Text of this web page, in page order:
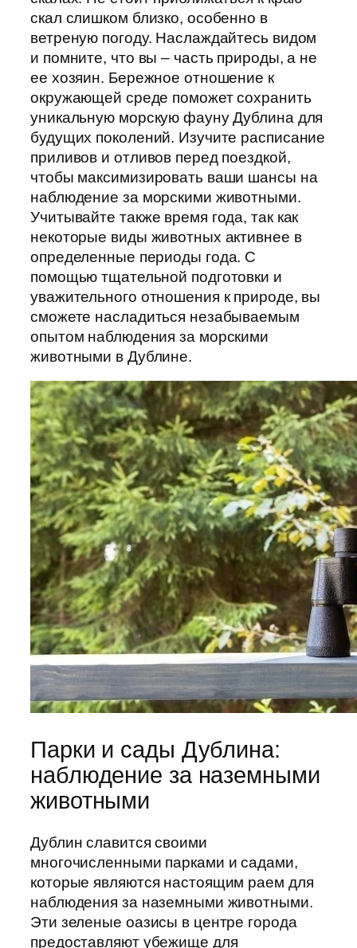
скал слишком близко, особенно в
ветреную погоду. Наслаждайтесь видом
и помните, что вы – часть природы, а не
ее хозяин. Бережное отношение к
окружающей среде поможет сохранить
уникальную морскую фауну Дублина для
будущих поколений. Изучите расписание
приливов и отливов перед поездкой,
чтобы максимизировать ваши шансы на
наблюдение за морскими животными.
Учитывайте также время года, так как
некоторые виды животных активнее в
определенные периоды года. С
помощью тщательной подготовки и
уважительного отношения к природе, вы
сможете насладиться незабываемым
опытом наблюдения за морскими
животными в Дублине.
Парки и сады Дублина:
наблюдение за наземными
животными
Дублин славится своими
многочисленными парками и садами,
которые являются настоящим раем для
наблюдения за наземными животными.
Эти зеленые оазисы в центре города
предоставляют убежище для